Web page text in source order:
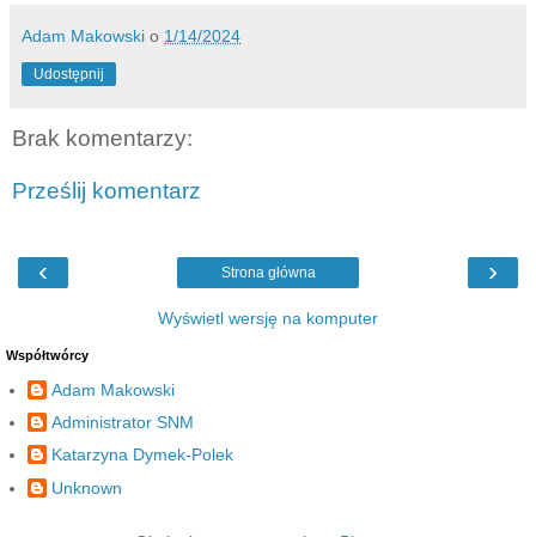
Adam Makowski o 1/14/2024
Udostępnij
Brak komentarzy:
Prześlij komentarz
‹ ›
Strona główna
Wyświetl wersję na komputer
Współtwórcy
Adam Makowski
Administrator SNM
Katarzyna Dymek-Polek
Unknown